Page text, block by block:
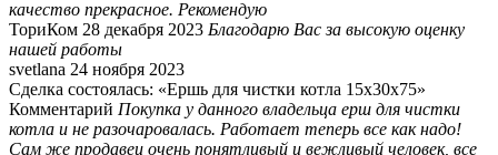
качество прекрасное. Рекомендую
ТориКом 28 декабря 2023 Благодарю Вас за высокую оценку
нашей работы
svetlana 24 ноября 2023
Сделка состоялась: «Ершь для чистки котла 15х30x75»
Комментарий Покупка у данного владельца ерш для чистки
котла и не разочаровалась. Работает теперь все как надо!
Сам же продавец очень понятливый и вежливый человек, все